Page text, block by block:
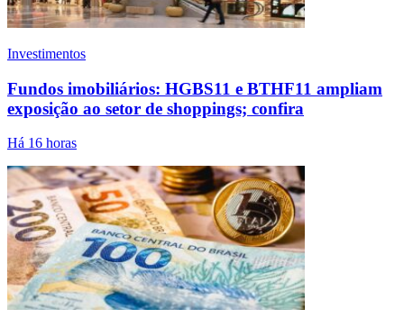
Investimentos
Fundos imobiliários: HGBS11 e BTHF11 ampliam
exposição ao setor de shoppings; confira
Há 16 horas